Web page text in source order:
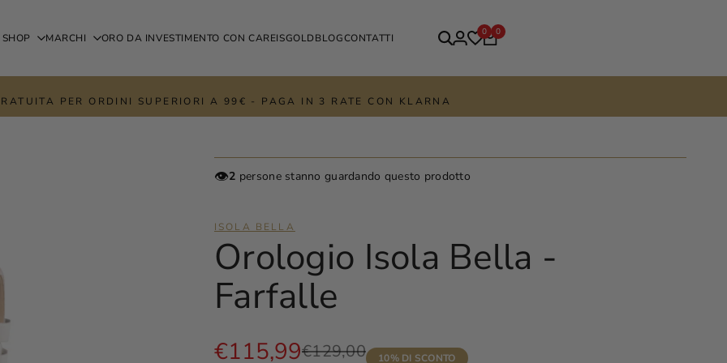
SHOP MARCHI ORO DA INVESTIMENTO CON CAREISGOLDBLOGCONTATTI 0 0
PER ORDINI SUPERIORI A 99€ - PAGA IN 3 RATE CON KLARNA
👁️2 persone stanno guardando questo prodotto
ISOLA BELLA
Orologio Isola Bella -
Farfalle
Prezzo
€129,00
Prezzo
€115,99 10% DI SCONTO